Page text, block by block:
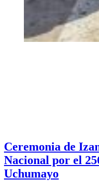
Ceremonia de
Nacional por el
Uchumayo